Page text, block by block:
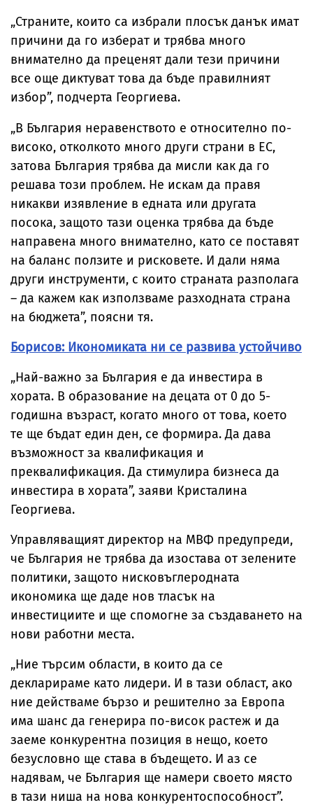
„Страните, които са избрали плосък данък имат
причини да го изберат и трябва много
внимателно да преценят дали тези причини
все още диктуват това да бъде правилният
избор”, подчерта Георгиева.
„В България неравенството е относително по-
високо, отколкото много други страни в ЕС,
затова България трябва да мисли как да го
решава този проблем. Не искам да правя
никакви изявление в едната или другата
посока, защото тази оценка трябва да бъде
направена много внимателно, като се поставят
на баланс ползите и рисковете. И дали няма
други инструменти, с които страната разполага
– да кажем как използваме разходната страна
на бюджета”, поясни тя.
Борисов: Икономиката ни се развива устойчиво
„Най-важно за България е да инвестира в
хората. В образование на децата от 0 до 5-
годишна възраст, когато много от това, което
те ще бъдат един ден, се формира. Да дава
възможност за квалификация и
преквалификация. Да стимулира бизнеса да
инвестира в хората”, заяви Кристалина
Георгиева.
Управляващият директор на МВФ предупреди,
че България не трябва да изостава от зелените
политики, защото нисковъглеродната
икономика ще даде нов тласък на
инвестициите и ще спомогне за създаването на
нови работни места.
„Ние търсим области, в които да се
декларираме като лидери. И в тази област, ако
ние действаме бързо и решително за Европа
има шанс да генерира по-висок растеж и да
заеме конкурентна позиция в нещо, което
безусловно ще става в бъдещето. И аз се
надявам, че България ще намери своето място
в тази ниша на нова конкурентоспособност”.